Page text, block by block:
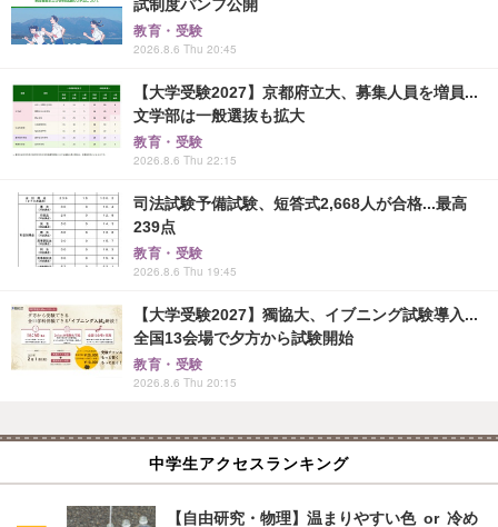
試制度パンフ公開
教育・受験
2026.8.6 Thu 20:45
【大学受験2027】京都府立大、募集人員を増員...
文学部は一般選抜も拡大
教育・受験
2026.8.6 Thu 22:15
司法試験予備試験、短答式2,668人が合格...最高
239点
教育・受験
2026.8.6 Thu 19:45
【大学受験2027】獨協大、イブニング試験導入...
全国13会場で夕方から試験開始
教育・受験
2026.8.6 Thu 20:15
中学生アクセスランキング
【自由研究・物理】温まりやすい色 or 冷め